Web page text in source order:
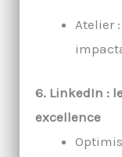
Atelier
6. LinkedIn :
excellence